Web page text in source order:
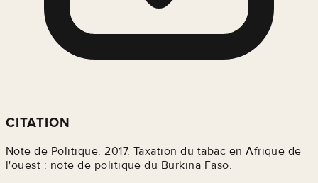
CITATION
Note de Politique. 2017. Taxation du tabac en Afrique de
l'ouest : note de politique du Burkina Faso.